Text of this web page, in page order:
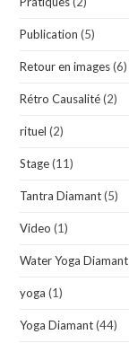
Publication (5)
Retour en images (6)
Rétro Causalité (2)
rituel (2)
Stage (11)
Tantra Diamant (5)
Video (1)
Water Yoga Diamant
yoga (1)
Yoga Diamant (44)